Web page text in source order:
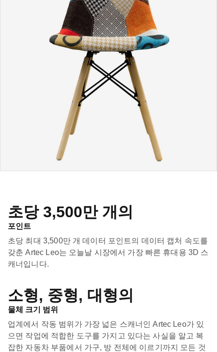
초당 3,500만 개의
포인트
초당 최대 3,500만 개 데이터 포인트의 데이터 캡처 속도를
갖춘 Artec Leo는 오늘날 시장에서 가장 빠른 휴대용 3D 스
캐너입니다.
소형, 중형, 대형의
물체 크기 범위
업계에서 작동 범위가 가장 넓은 스캐너인 Artec Leo가 있
으면 작업에 적합한 도구를 가지고 있다는 사실을 알고 복
잡한 자동차 부품에서 가구, 방 전체에 이르기까지 모든 것